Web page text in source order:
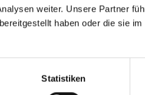
weiter. Unsere Partner
haben oder die sie
Statistiken